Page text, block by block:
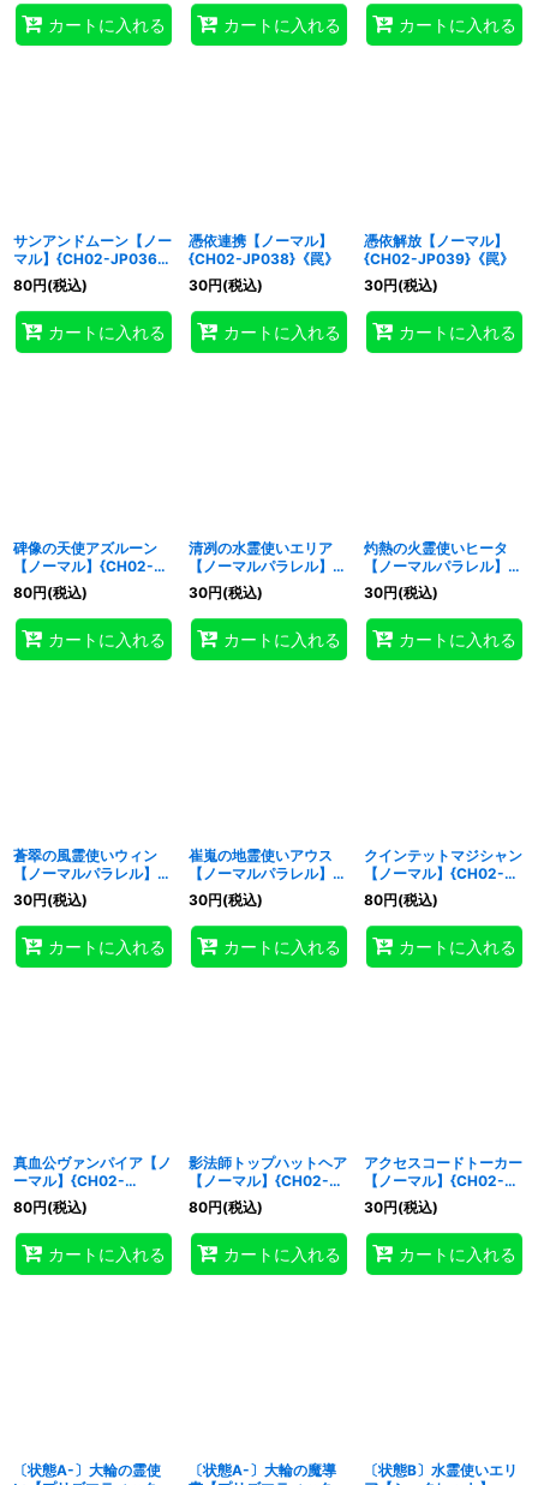
カートに入れる カートに入れる カートに入れる
サンアンドムーン【ノー
マル】{CH02-JP036}
《魔法》
80円(税込)
カートに入れる
憑依連携【ノーマル】
{CH02-JP038}《罠》
30円(税込)
カートに入れる
憑依解放【ノーマル】
{CH02-JP039}《罠》
30円(税込)
カートに入れる
碑像の天使アズルーン
【ノーマル】{CH02-
JP040}《罠》
80円(税込)
カートに入れる
清冽の水霊使いエリア
【ノーマルパラレル】
{CH02-JP042}《リン
ク》
30円(税込)
カートに入れる
灼熱の火霊使いヒータ
【ノーマルパラレル】
{CH02-JP043}《リン
ク》
30円(税込)
カートに入れる
蒼翠の風霊使いウィン
【ノーマルパラレル】
{CH02-JP044}《リン
ク》
30円(税込)
カートに入れる
崔嵬の地霊使いアウス
【ノーマルパラレル】
{CH02-JP045}《リン
ク》
30円(税込)
カートに入れる
クインテットマジシャン
【ノーマル】{CH02-
JP046}《融合》
80円(税込)
カートに入れる
真血公ヴァンパイア【ノ
ーマル】{CH02-
JP047}《エクシーズ》
80円(税込)
カートに入れる
影法師トップハットヘア
【ノーマル】{CH02-
JP048}《リンク》
80円(税込)
カートに入れる
アクセスコードトーカー
【ノーマル】{CH02-
JP050}《リンク》
30円(税込)
カートに入れる
〔状態A-〕大輪の霊使
〔状態A-〕大輪の魔導
〔状態B〕水霊使いエリ